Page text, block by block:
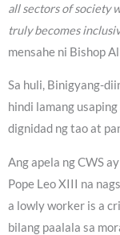
all sectors of society
truly becomes
mensahe ni Bishop
Sa huli, Binigyang-
hindi lamang
dignidad ng tao at
Ang apela ng CWS
Pope Leo XIII na
a lowly worker is a
bilang paalala sa